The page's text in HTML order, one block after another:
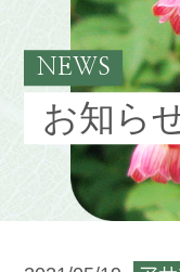
NEWS
お知ら